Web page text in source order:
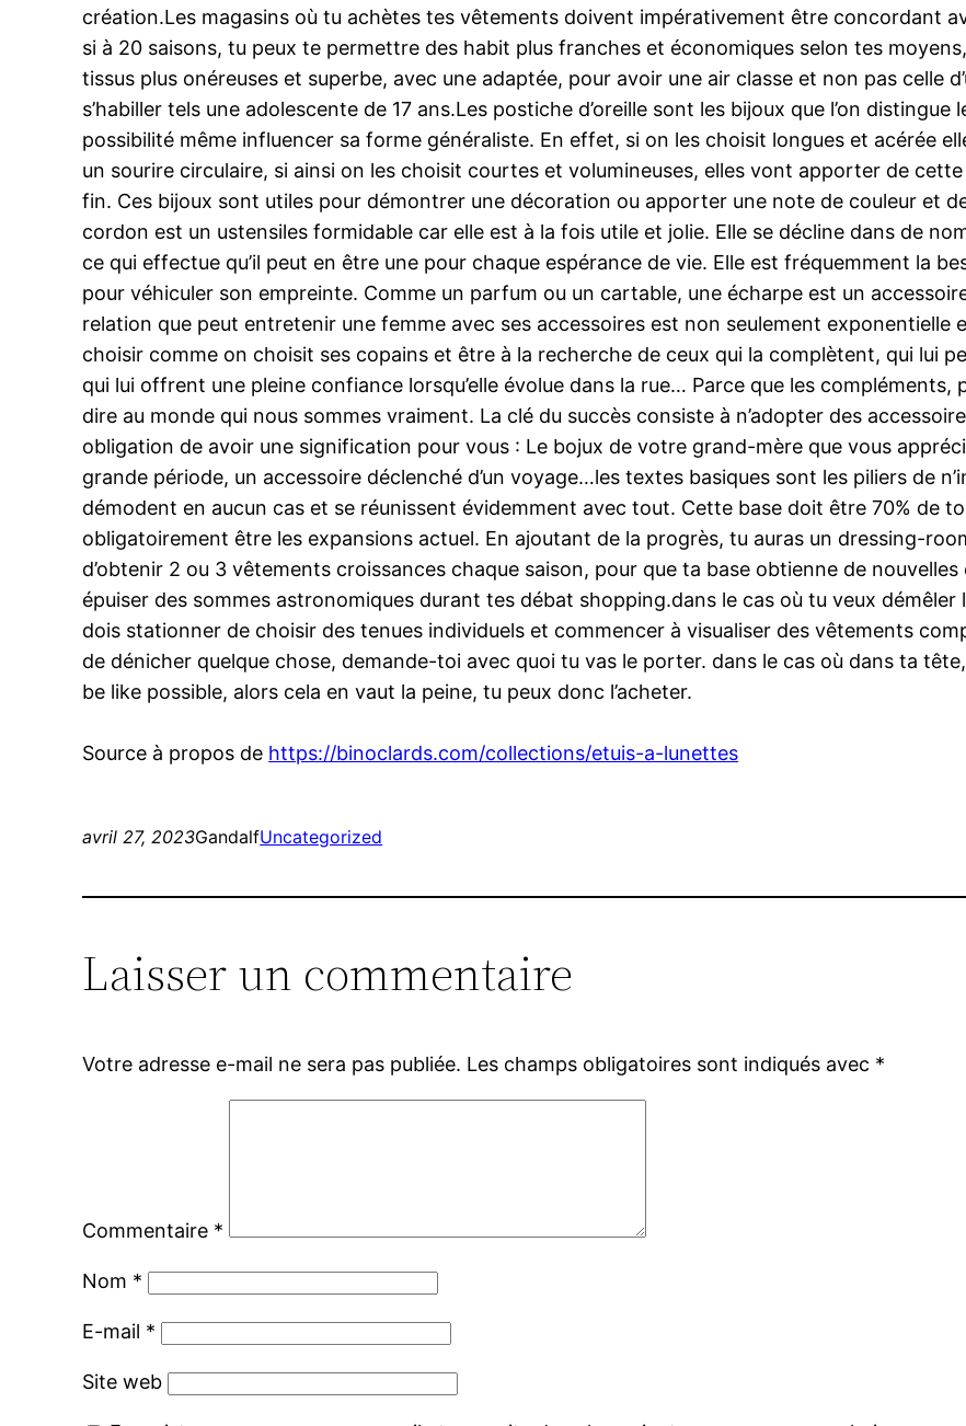
création.Les magasins où tu achètes tes vêtements doivent impérativement être concordant
si à 20 saisons, tu peux te permettre des habit plus franches et économiques selon tes
tissus plus onéreuses et superbe, avec une adaptée, pour avoir une air classe et non pas celle
s’habiller tels une adolescente de 17 ans.Les postiche d’oreille sont les bijoux que l’on distingue
possibilité même influencer sa forme généraliste. En effet, si on les choisit longues et acérée
un sourire circulaire, si ainsi on les choisit courtes et volumineuses, elles vont apporter de
fin. Ces bijoux sont utiles pour démontrer une décoration ou apporter une note de couleur et
cordon est un ustensiles formidable car elle est à la fois utile et jolie. Elle se décline dans de
ce qui effectue qu’il peut en être une pour chaque espérance de vie. Elle est fréquemment la
pour véhiculer son empreinte. Comme un parfum ou un cartable, une écharpe est un
relation que peut entretenir une femme avec ses accessoires est non seulement
choisir comme on choisit ses copains et être à la recherche de ceux qui la complètent, qui lui
qui lui offrent une pleine confiance lorsqu’elle évolue dans la rue… Parce que les
dire au monde qui nous sommes vraiment. La clé du succès consiste à n’adopter des
obligation de avoir une signification pour vous : Le bojux de votre grand-mère que vous
grande période, un accessoire déclenché d’un voyage…les textes basiques sont les piliers de
démodent en aucun cas et se réunissent évidemment avec tout. Cette base doit être 70% de
obligatoirement être les expansions actuel. En ajoutant de la progrès, tu auras un dressing-
d’obtenir 2 ou 3 vêtements croissances chaque saison, pour que ta base obtienne de
épuiser des sommes astronomiques durant tes débat shopping.dans le cas où tu veux
dois stationner de choisir des tenues individuels et commencer à visualiser des vêtements
de dénicher quelque chose, demande-toi avec quoi tu vas le porter. dans le cas où dans ta
be like possible, alors cela en vaut la peine, tu peux donc l’acheter.
Source à propos de https://binoclards.com/collections/etuis-a-lunettes
avril 27, 2023GandalfUncategorized
Laisser un commentaire
Votre adresse e-mail ne sera pas publiée. Les champs obligatoires sont indiqués avec *
Commentaire *
Nom *
E-mail *
Site web